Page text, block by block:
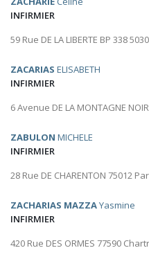
INFIRMIER
59 Rue DE LA LIBERTE BP 338
ZACARIAS ELISABETH
INFIRMIER
6 Avenue DE LA MONTAGNE
ZABULON MICHELE
INFIRMIER
28 Rue DE CHARENTON 75012
ZACHARIAS MAZZAYasmine
INFIRMIER
420 Rue DES ORMES 77590